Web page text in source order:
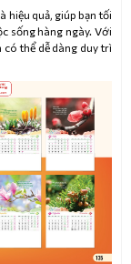
hiệu quả, giúp bạn tối
sống hàng ngày. Với
thể dễ dàng duy trì